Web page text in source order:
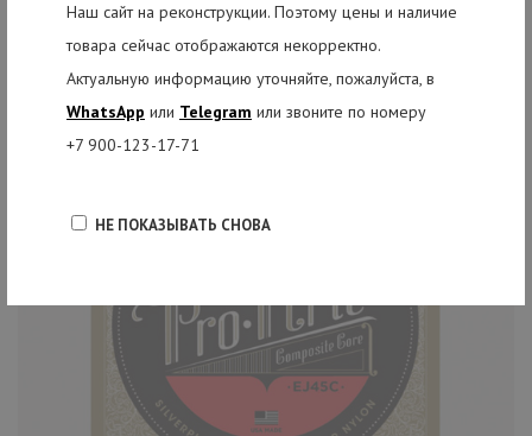
Наш сайт на реконструкции. Поэтому цены и наличие
товара сейчас отображаются некорректно.
Актуальную информацию уточняйте, пожалуйста, в
WhatsApp или Telegram или звоните по номеру
+7 900-123-17-71
НЕ ПОКАЗЫВАТЬ СНОВА